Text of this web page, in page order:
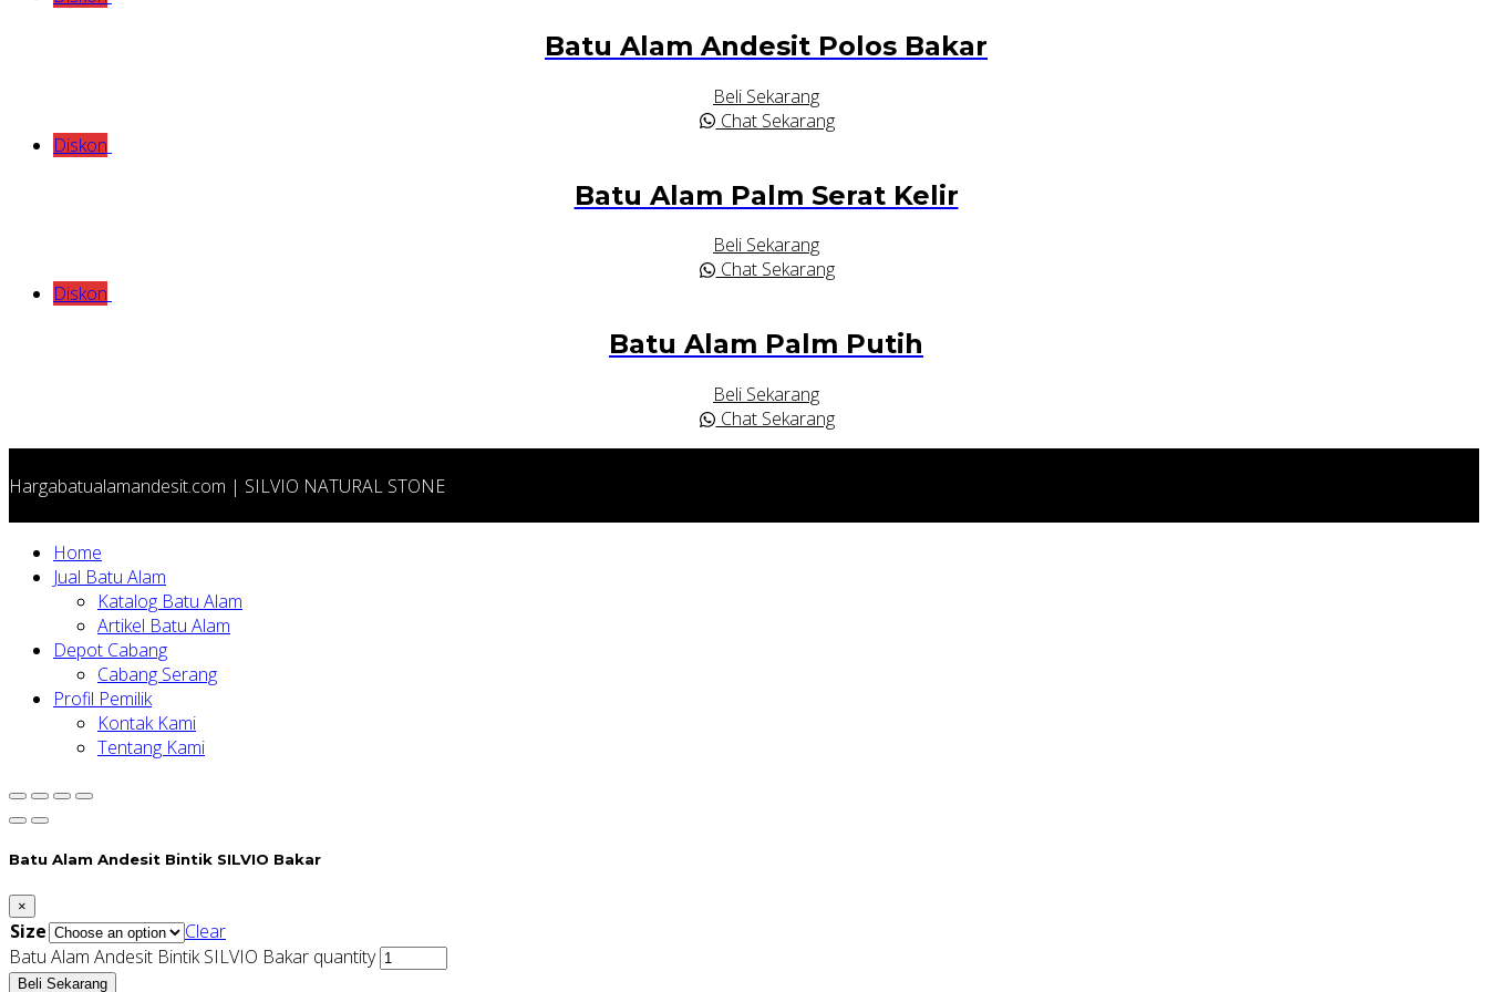
Batu Alam Andesit Polos Bakar
Beli Sekarang
Chat Sekarang
Diskon
Batu Alam Palm Serat Kelir
Beli Sekarang
Chat Sekarang
Diskon
Batu Alam Palm Putih
Beli Sekarang
Chat Sekarang
Hargabatualamandesit.com | SILVIO NATURAL STONE
Home
Jual Batu Alam
Katalog Batu Alam
Artikel Batu Alam
Depot Cabang
Cabang Serang
Profil Pemilik
Kontak Kami
Tentang Kami
Batu Alam Andesit Bintik SILVIO Bakar
×
Size
Clear
Batu Alam Andesit Bintik SILVIO Bakar quantity
Beli Sekarang